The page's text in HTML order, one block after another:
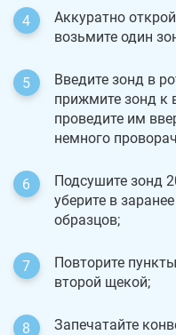
Аккуратно
возьмите один
Введите зонд в
прижмите зонд к
проведите им
немного
Подсушите зонд
уберите в
образцов;
Повторите
второй щекой;
Запечатайте